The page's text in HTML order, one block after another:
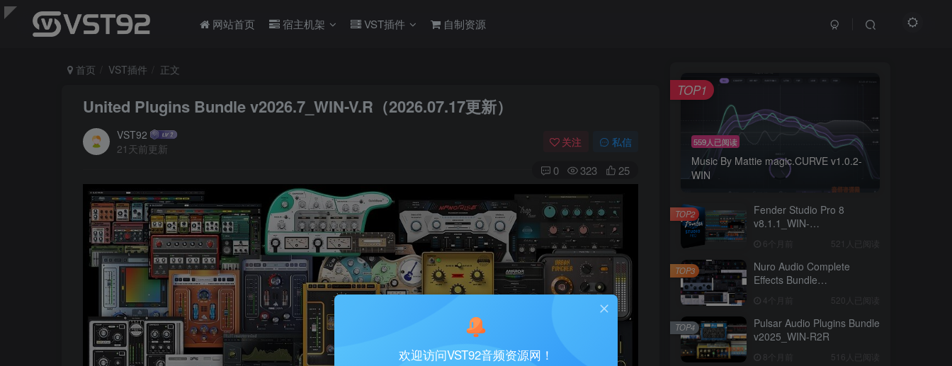
网站首页 宿主机架 VST插件 自制资源
首页 VST插件 正文
United Plugins Bundle v2026.7_WIN-V.R（2026.07.17更新）
VST92
21天前更新
关注 私信
0 323 25
559人已阅读
Music By Mattie magic.CURVE v1.0.2-
WIN
TOP1
Fender Studio Pro 8
v8.1.1_WIN-
6个月前 521人已阅读
TOP2
Nuro Audio Complete
Effects Bundle
Zom（2026.05.06更新）
4个月前 520人已阅读
TOP3
Pulsar Audio Plugins Bundle
v2025_WIN-R2R
8个月前 516人已阅读
TOP4
欢迎访问VST92音频资源网！